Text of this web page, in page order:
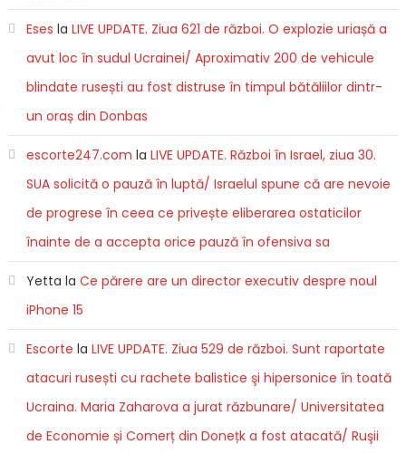
Eses la LIVE UPDATE. Ziua 621 de război. O explozie uriașă a
avut loc în sudul Ucrainei/ Aproximativ 200 de vehicule
blindate rusești au fost distruse în timpul bătăliilor dintr-
un oraș din Donbas
escorte247.com la LIVE UPDATE. Război în Israel, ziua 30.
SUA solicită o pauză în luptă/ Israelul spune că are nevoie
de progrese în ceea ce privește eliberarea ostaticilor
înainte de a accepta orice pauză în ofensiva sa
Yetta la Ce părere are un director executiv despre noul
iPhone 15
Escorte la LIVE UPDATE. Ziua 529 de război. Sunt raportate
atacuri rusești cu rachete balistice şi hipersonice în toată
Ucraina. Maria Zaharova a jurat răzbunare/ Universitatea
de Economie și Comerț din Donețk a fost atacată/ Ruşii